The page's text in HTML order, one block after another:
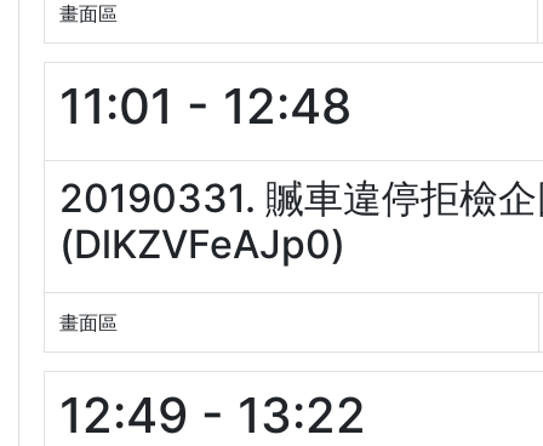
畫面區
11:01 - 12:48
20190331. 贓車違停拒檢
(DlKZVFeAJp0)
畫面區
12:49 - 13:22